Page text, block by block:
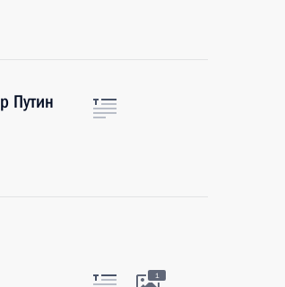
Путин
1